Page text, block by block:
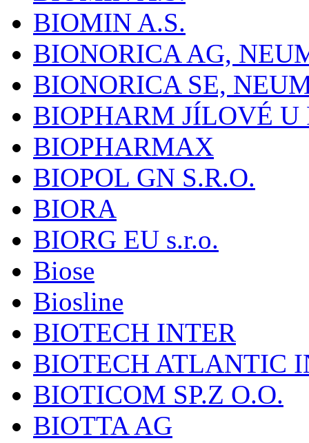
BIOMIN A.S.
BIONORICA AG,
BIONORICA SE,
BIOPHARM JÍLOVÉ U
BIOPHARMAX
BIOPOL GN S.R.O.
BIORA
BIORG EU s.r.o.
Biose
Biosline
BIOTECH INTER
BIOTECH ATLANTIC
BIOTICOM SP.Z O.O.
BIOTTA AG